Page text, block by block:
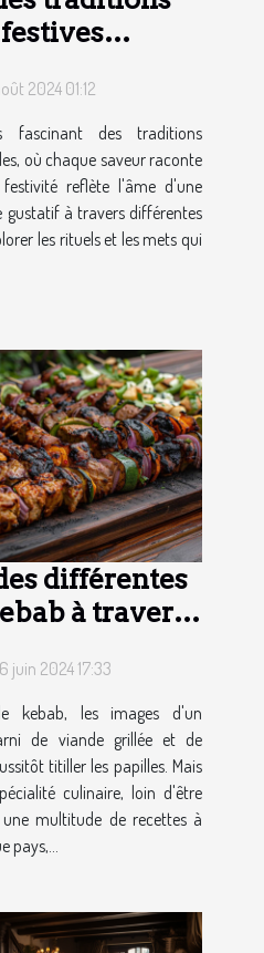
2024 01:12
fascinant des traditions
où chaque saveur raconte
reflète l'âme d'une
gustatif à travers différentes
les rituels et les mets qui
différentes
à travers
juin 2024 17:33
kebab, les images d'un
de viande grillée et de
titiller les papilles. Mais
culinaire, loin d'être
multitude de recettes à
pays,...